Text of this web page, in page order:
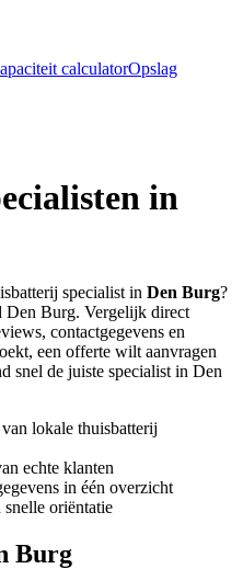
calculatorOpslag
in
specialist in Den Burg?
Den Burg. Vergelijk direct
contactgegevens en
een offerte wilt aanvragen
snel de juiste specialist in Den
lokale thuisbatterij
echte klanten
in één overzicht
oriëntatie
Burg